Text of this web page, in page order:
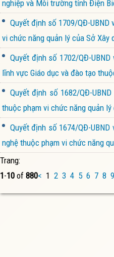
nghiệp và Môi trường tỉnh Điện
Quyết định số 1709/QĐ-
vi chức năng quản lý của Sở Xây
Quyết định số 1702/QĐ-
lĩnh vực Giáo dục và đào tạo
Quyết định số 1682/QĐ-
thuộc phạm vi chức năng quản
Quyết định số 1674/QĐ-
nghệ thuộc phạm vi chức năng
Trang:
1-10 of 880< 1 2 3 4 5 6 7 8 9